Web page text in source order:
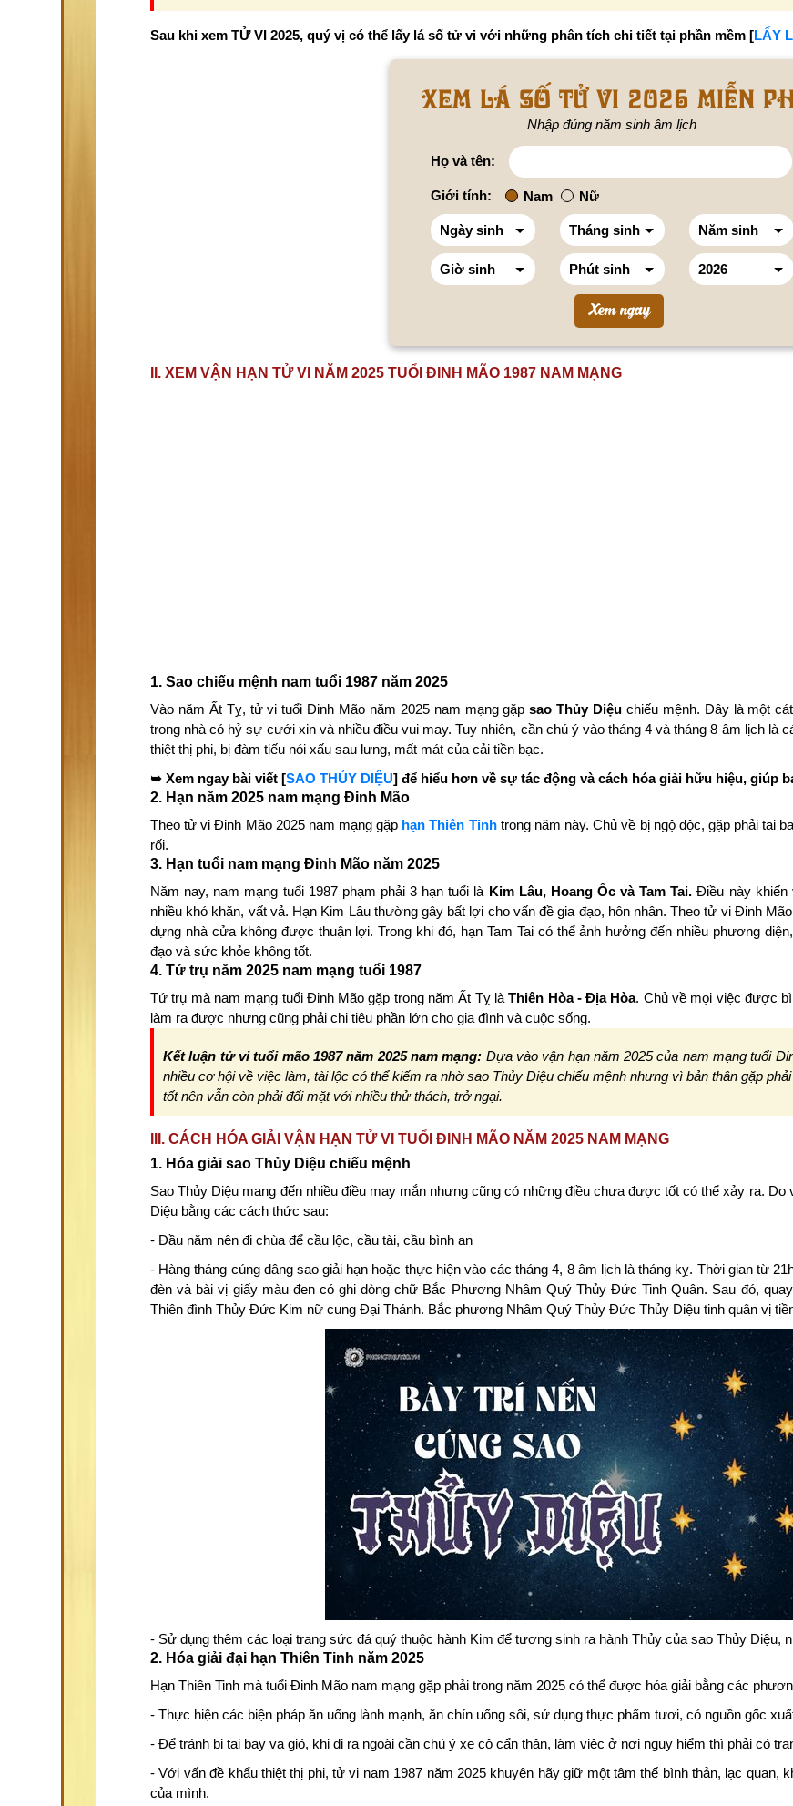
Sau khi xem TỬ VI 2025, quý vị có thể lấy lá số tử vi với những phân tích chi tiết tại phần mềm [LẤY
Xem lá số tử vi 2026 miễn
Nhập đúng năm sinh âm lịch
Họ và tên:
Giới tính: Nam Nữ
II. XEM VẬN HẠN TỬ VI NĂM 2025 TUỔI ĐINH MÃO 1987 NAM MẠNG
1. Sao chiếu mệnh nam tuổi 1987 năm 2025
Vào năm Ất Tỵ, tử vi tuổi Đinh Mão năm 2025 nam mạng gặpsao Thủy Diệu chiếu mệnh. Đây là một
trong nhà có hỷ sự cưới xin và nhiều điều vui may. Tuy nhiên, cần chú ý vào tháng 4 và tháng 8 âm lịch là
thiệt thị phi, bị đàm tiếu nói xấu sau lưng, mất mát của cải tiền bạc.
➥ Xem ngay bài viết [SAO THỦY DIỆU] để hiểu hơn về sự tác động và cách hóa giải hữu hiệu, giúp
2. Hạn năm 2025 nam mạng Đinh Mão
Theo tử vi Đinh Mão 2025 nam mạng gặp hạn Thiên Tinh trong năm này. Chủ về bị ngộ độc, gặp phải tai
rối.
3. Hạn tuổi nam mạng Đinh Mão năm 2025
Năm nay, nam mạng tuổi 1987 phạm phải 3 hạn tuổi là Kim Lâu, Hoang Ốc và Tam Tai. Điều này khiến
nhiều khó khăn, vất vả. Hạn Kim Lâu thường gây bất lợi cho vấn đề gia đạo, hôn nhân. Theo tử vi Đinh
dựng nhà cửa không được thuận lợi. Trong khi đó, hạn Tam Tai có thể ảnh hưởng đến nhiều phương
đạo và sức khỏe không tốt.
4. Tứ trụ năm 2025 nam mạng tuổi 1987
Tứ trụ mà nam mạng tuổi Đinh Mão gặp trong năm Ất Tỵ làThiên Hòa - Địa Hòa. Chủ về mọi việc được
làm ra được nhưng cũng phải chi tiêu phần lớn cho gia đình và cuộc sống.
Kết luận tử vi tuổi mão 1987 năm 2025 nam mạng: Dựa vào vận hạn năm 2025 của nam mạng tuổi
nhiều cơ hội về việc làm, tài lộc có thể kiếm ra nhờ sao Thủy Diệu chiếu mệnh nhưng vì bản thân gặp
tốt nên vẫn còn phải đối mặt với nhiều thử thách, trở ngại.
III. CÁCH HÓA GIẢI VẬN HẠN TỬ VI TUỔI ĐINH MÃO NĂM 2025 NAM MẠNG
1. Hóa giải sao Thủy Diệu chiếu mệnh
Sao Thủy Diệu mang đến nhiều điều may mắn nhưng cũng có những điều chưa được tốt có thể xảy ra. Do
Diệu bằng các cách thức sau:
- Đầu năm nên đi chùa để cầu lộc, cầu tài, cầu bình an
- Hàng tháng cúng dâng sao giải hạn hoặc thực hiện vào các tháng 4, 8 âm lịch là tháng kỵ. Thời gian từ
đèn và bài vị giấy màu đen có ghi dòng chữ Bắc Phương Nhâm Quý Thủy Đức Tinh Quân. Sau đó,
Thiên đình Thủy Đức Kim nữ cung Đại Thánh. Bắc phương Nhâm Quý Thủy Đức Thủy Diệu tinh quân vị
- Sử dụng thêm các loại trang sức đá quý thuộc hành Kim để tương sinh ra hành Thủy của sao Thủy Diệu,
2. Hóa giải đại hạn Thiên Tinh năm 2025
Hạn Thiên Tinh mà tuổi Đinh Mão nam mạng gặp phải trong năm 2025 có thể được hóa giải bằng các
- Thực hiện các biện pháp ăn uống lành mạnh, ăn chín uống sôi, sử dụng thực phẩm tươi, có nguồn gốc
- Để tránh bị tai bay vạ gió, khi đi ra ngoài cần chú ý xe cộ cẩn thận, làm việc ở nơi nguy hiểm thì phải có
- Với vấn đề khẩu thiệt thị phi, tử vi nam 1987 năm 2025 khuyên hãy giữ một tâm thế bình thản, lạc quan,
của mình.